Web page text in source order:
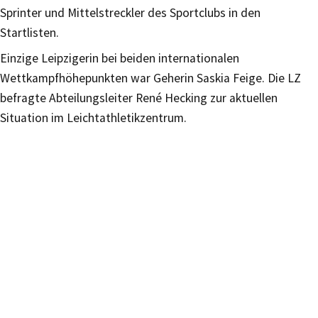
Sprinter und Mittelstreckler des Sportclubs in den
Startlisten.
Einzige Leipzigerin bei beiden internationalen
Wettkampfhöhepunkten war Geherin Saskia Feige. Die LZ
befragte Abteilungsleiter René Hecking zur aktuellen
Situation im Leichtathletikzentrum.